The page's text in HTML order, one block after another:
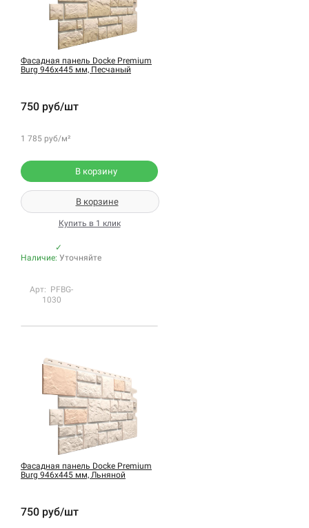
Фасадная панель Docke Premium
Burg 946х445 мм, Песчаный
750 руб/шт
1 785 руб/м²
В корзину
В корзине
Купить в 1 клик
✓
Наличие: Уточняйте
Арт: PFBG-
1030
Фасадная панель Docke Premium
Burg 946х445 мм, Льняной
750 руб/шт